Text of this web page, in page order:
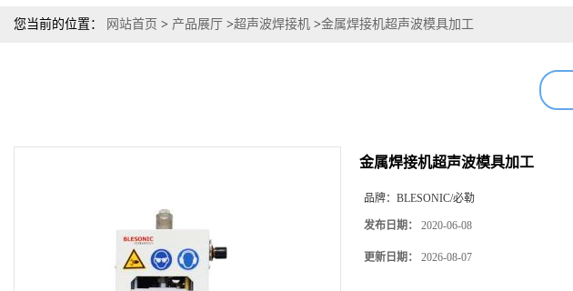
您当前的位置： 网站首页 > 产品展厅 >超声波焊接机 >金属焊接机超声波模具加工
金属焊接机超声波模具加工
品牌： BLESONIC/必勒
发布日期： 2020-06-08
更新日期： 2026-08-07